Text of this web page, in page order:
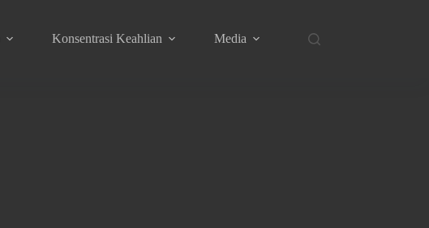
Konsentrasi Keahlian Media